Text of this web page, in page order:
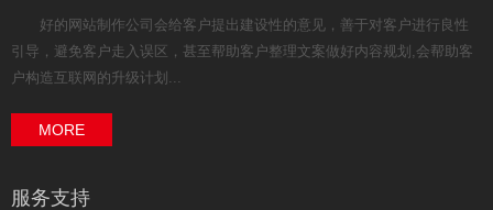
好的网站制作公司会给客户提出建设性的意见，善于对客户进行良性
引导，避免客户走入误区，甚至帮助客户整理文案做好内容规划,会帮助客
户构造互联网的升级计划...
MORE
服务支持